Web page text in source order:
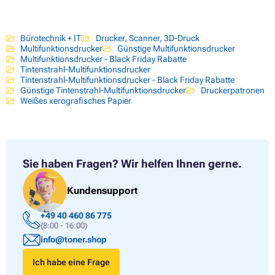
Bürotechnik + IT
Drucker, Scanner, 3D-Druck
Multifunktionsdrucker
Günstige Multifunktionsdrucker
Multifunktionsdrucker - Black Friday Rabatte
Tintenstrahl-Multifunktionsdrucker
Tintenstrahl-Multifunktionsdrucker - Black Friday Rabatte
Günstige Tintenstrahl-Multifunktionsdrucker
Druckerpatronen
Weißes xerografisches Papier
Sie haben Fragen? Wir helfen Ihnen gerne.
Kundensupport
+49 40 460 86 775
(8:00 - 16:00)
info@toner.shop
Ich habe eine Frage